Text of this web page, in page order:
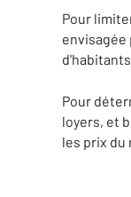
Pour
envisagée
Pour
loyers, et
les prix du